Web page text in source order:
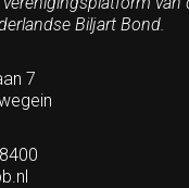
Biljart Bond.
7